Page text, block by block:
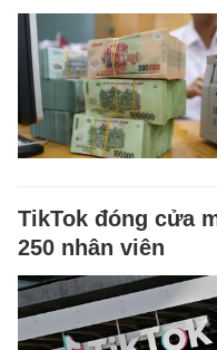
TikTok đóng cửa
250 nhân viên